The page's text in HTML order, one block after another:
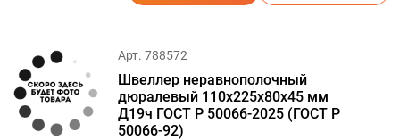
Арт. 788572
Швеллер неравнополочный
дюралевый 110х225х80х45 мм
Д19ч ГОСТ Р 50066-2025 (ГОСТ Р
50066-92)